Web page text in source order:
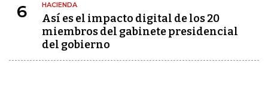
6 HACIENDA
Así es el impacto digital de los 20
miembros del gabinete presidencial
del gobierno